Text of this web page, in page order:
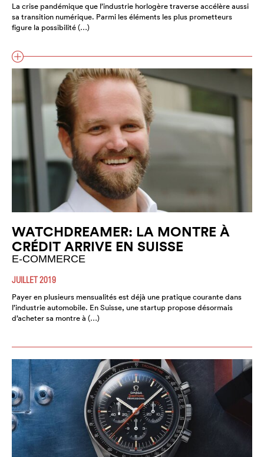
La crise pandémique que l’industrie horlogère traverse accélère aussi
sa transition numérique. Parmi les éléments les plus prometteurs
figure la possibilité (…)
WATCHDREAMER: LA MONTRE À
CRÉDIT ARRIVE EN SUISSE
E-COMMERCE
JUILLET 2019
Payer en plusieurs mensualités est déjà une pratique courante dans
l’industrie automobile. En Suisse, une startup propose désormais
d’acheter sa montre à (…)